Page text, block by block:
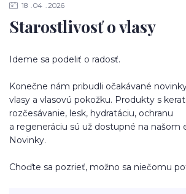
18 04 2026
Starostlivosť o vlasy
Ideme sa podeliť o radosť.
Konečne nám pribudli očakávané
vlasy a vlasovú pokožku. Produkty s
rozčesávanie, lesk, hydratáciu, ochranu
a regeneráciu sú už dostupné na našom
Novinky.
Choďte sa pozrieť, možno sa niečomu